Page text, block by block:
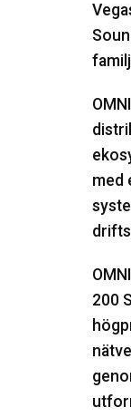
med
200